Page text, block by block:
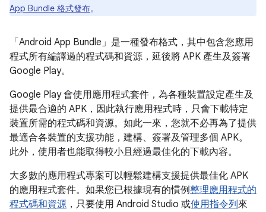
App Bundle 格式發布。
「Android App Bundle」 是一種發布格式，其中包含您應用
程式所有編譯過的程式碼和資源，延後將 APK 產生及簽署
Google Play。
Google Play 會使用應用程式套件，為各種裝置設定產生及
提供最合適的 APK，因此執行應用程式時，只會下載特定
裝置所需的程式碼和資源。如此一來，您就不必再為了提供
最適合各裝置的支援功能，建構、簽署及管理多個 APK。
此外，使用者也能取得較小且經過最佳化的下載內容。
大多數的應用程式專案可以輕鬆建構支援提供最佳化 APK
的應用程式套件。如果您已根據現有的慣例整理應用程式的
程式碼和資源 ，只要使用 Android Studio 或使用指令列來